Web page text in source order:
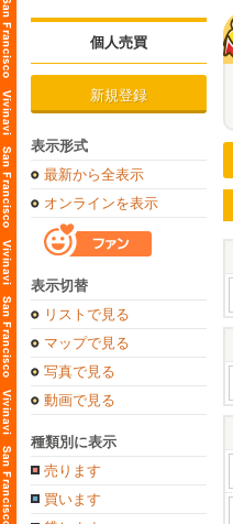
個人売買
新規登録
表示形式
最新から全表示
オンラインを表示
表示切替
リストで見る
マップで見る
写真で見る
動画で見る
種類別に表示
売ります
買います